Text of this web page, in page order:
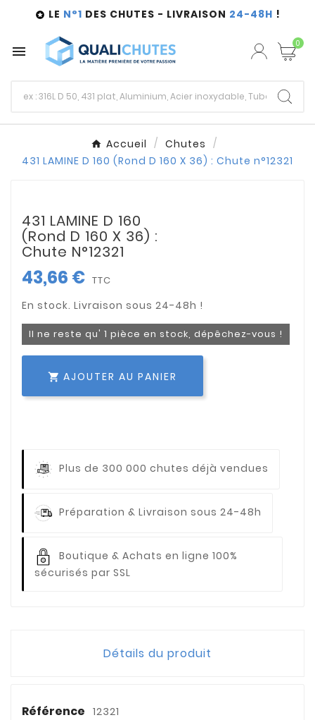
 LE N°1 DES CHUTES - LIVRAISON 24-48H !
 0
Accueil
Chutes
431 LAMINE D 160 (Rond D 160 X 36) : Chute n°12321
431 LAMINE D 160
(Rond D 160 X 36) :
Chute N°12321
43,66 € TTC
Il ne reste qu' 1 pièce en stock, dépêchez-vous !
 AJOUTER AU PANIER
Plus de 300 000 chutes déjà vendues
Préparation & Livraison sous 24-48h
Boutique & Achats en ligne 100%
sécurisés par SSL
Détails du produit
Référence 12321